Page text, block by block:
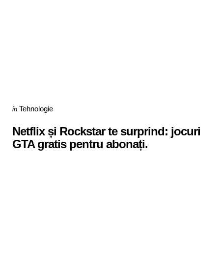
Categories
Posted
in Tehnologie
Netflix și Rockstar te surprind: jocuri
GTA gratis pentru abonați.